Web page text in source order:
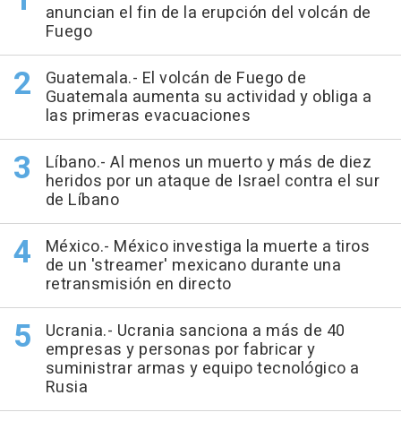
anuncian el fin de la erupción del volcán de
Fuego
Guatemala.- El volcán de Fuego de
Guatemala aumenta su actividad y obliga a
las primeras evacuaciones
Líbano.- Al menos un muerto y más de diez
heridos por un ataque de Israel contra el sur
de Líbano
México.- México investiga la muerte a tiros
de un 'streamer' mexicano durante una
retransmisión en directo
Ucrania.- Ucrania sanciona a más de 40
empresas y personas por fabricar y
suministrar armas y equipo tecnológico a
Rusia